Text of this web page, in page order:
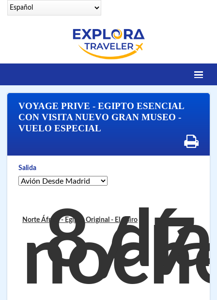
Identifícate
DESTINOS
Contacto
EGIPTO LUXURY
VUELOS A SHARM
VOYAGE PRIVE - EGIPTO ESENCIAL
CON VISITA NUEVO GRAN MUSEO -
VUELO ESPECIAL
Salida
Norte África - Egipto Original - El Cairo
8/ 7